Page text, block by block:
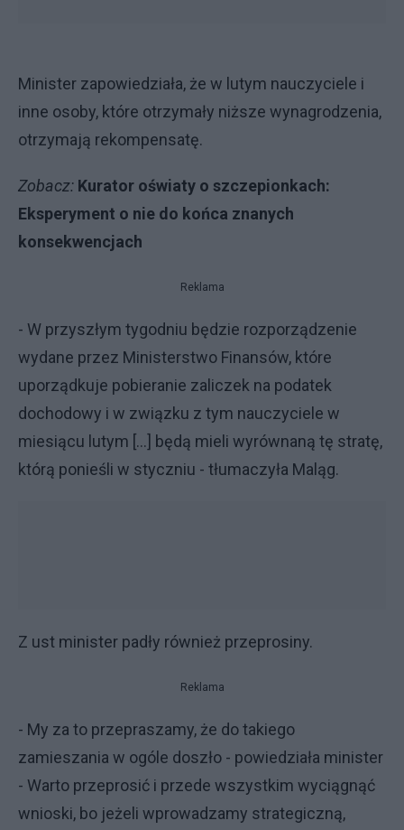
Minister zapowiedziała, że w lutym nauczyciele i
inne osoby, które otrzymały niższe wynagrodzenia,
otrzymają rekompensatę.
Zobacz: Kurator oświaty o szczepionkach:
Eksperyment o nie do końca znanych
konsekwencjach
Reklama
- W przyszłym tygodniu będzie rozporządzenie
wydane przez Ministerstwo Finansów, które
uporządkuje pobieranie zaliczek na podatek
dochodowy i w związku z tym nauczyciele w
miesiącu lutym [...] będą mieli wyrównaną tę stratę,
którą ponieśli w styczniu - tłumaczyła Maląg.
Z ust minister padły również przeprosiny.
Reklama
- My za to przepraszamy, że do takiego
zamieszania w ogóle doszło - powiedziała minister
- Warto przeprosić i przede wszystkim wyciągnąć
wnioski, bo jeżeli wprowadzamy strategiczną,